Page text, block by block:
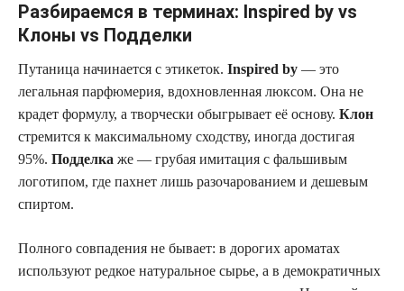
Разбираемся в терминах: Inspired by vs
Клоны vs Подделки
Путаница начинается с этикеток. Inspired by — это
легальная парфюмерия, вдохновленная люксом. Она не
крадет формулу, а творчески обыгрывает её основу. Клон
стремится к максимальному сходству, иногда достигая
95%. Подделка же — грубая имитация с фальшивым
логотипом, где пахнет лишь разочарованием и дешевым
спиртом.
Полного совпадения не бывает: в дорогих ароматах
используют редкое натуральное сырье, а в демократичных